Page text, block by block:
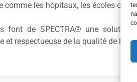
comme les hôpitaux, les écoles ou
font de SPECTRA® une solution
et respectueuse de la qualité de l’air.